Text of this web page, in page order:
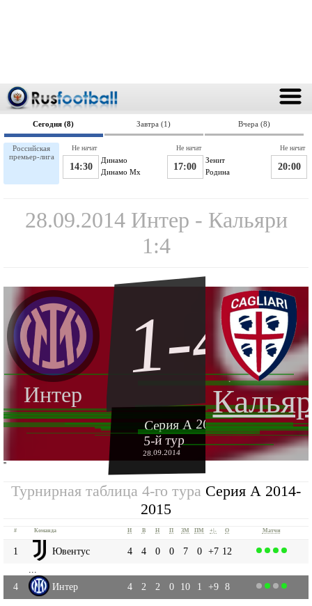
Сегодня (8) Завтра (1) Вчера (8)
Российская
премьер-лига
Динамо
14:30 Динамо Мх
Не начат
Зенит
17:00 Родина
Не начат
20:00
Не начат
28.09.2014 Интер - Кальяри
1:4
Интер
1-4
Серия А 2014-2015
5-й тур
28.09.2014
''
Турнирная таблица 4-го тура Серия А 2014-
2015
# Команда И В Н П ЗМ ПМ +|- О Матчи
1 Ювентус 4 4 0 0 7 0 +7 12
4
Интер 4 2 2 0 10 1 +9 8